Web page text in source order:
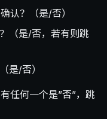
认？（是/否）
（是/否，若有则跳
是/否）
任何一个是”否”，跳